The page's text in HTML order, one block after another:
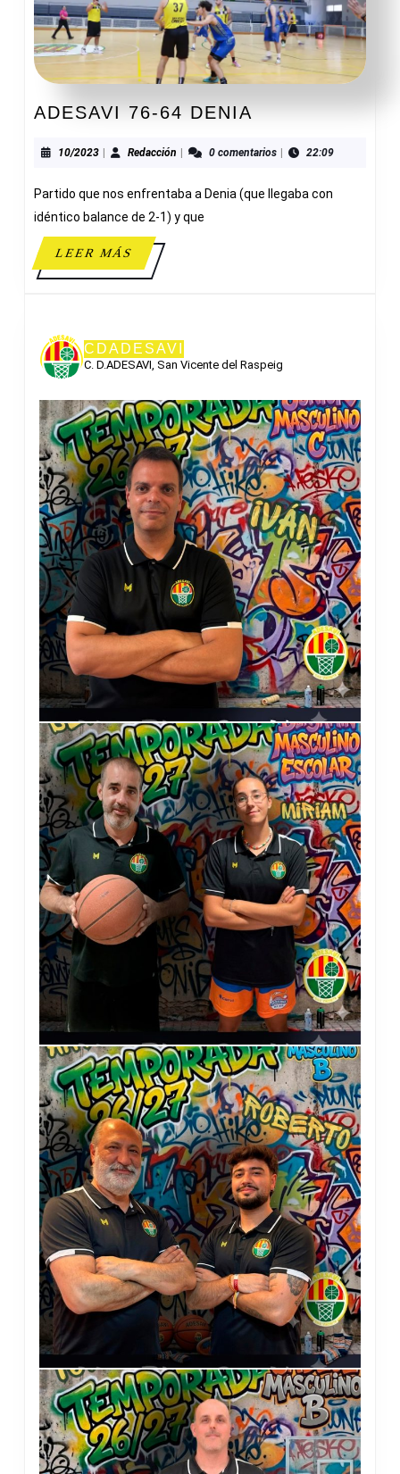
ADESAVI 76-64 DENIA
64
10/202310/2023
| Redacción Redacción
| 0 comentarios | 22:09
Partido que nos enfrentaba a Denia (que llegaba con
idéntico balance de 2-1) y que
LEER MÁSLEER
MÁS
CDADESAVI
C. D.ADESAVI, San Vicente del Raspeig